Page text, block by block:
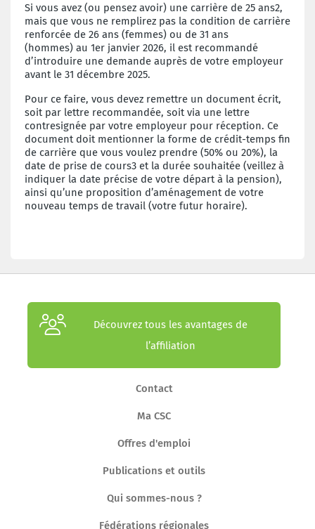
Si vous avez (ou pensez avoir) une carrière de 25 ans2,
mais que vous ne remplirez pas la condition de carrière
renforcée de 26 ans (femmes) ou de 31 ans
(hommes) au 1er janvier 2026, il est recommandé
d’introduire une demande auprès de votre employeur
avant le 31 décembre 2025.
Pour ce faire, vous devez remettre un document écrit,
soit par lettre recommandée, soit via une lettre
contresignée par votre employeur pour réception. Ce
document doit mentionner la forme de crédit-temps fin
de carrière que vous voulez prendre (50% ou 20%), la
date de prise de cours3 et la durée souhaitée (veillez à
indiquer la date précise de votre départ à la pension),
ainsi qu’une proposition d’aménagement de votre
nouveau temps de travail (votre futur horaire).
Découvrez tous les avantages de
l’affiliation
Contact
Ma CSC
Offres d'emploi
Publications et outils
Qui sommes-nous ?
Fédérations régionales